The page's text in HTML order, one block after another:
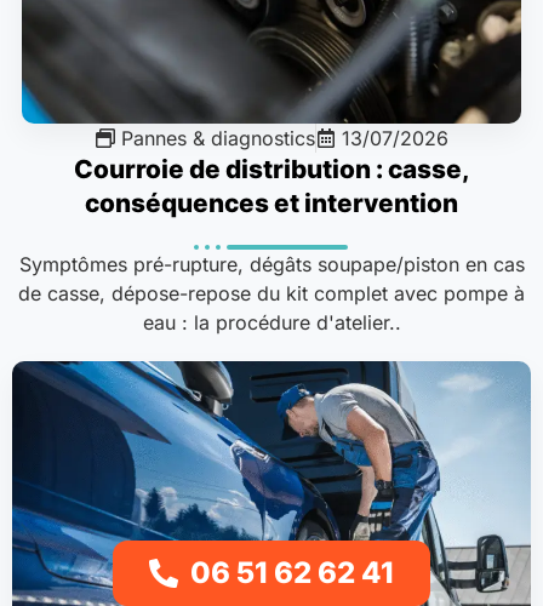
Pannes & diagnostics 13/07/2026
Courroie de distribution : casse,
conséquences et intervention
Symptômes pré-rupture, dégâts soupape/piston en cas
de casse, dépose-repose du kit complet avec pompe à
eau : la procédure d'atelier..
06 51 62 62 41